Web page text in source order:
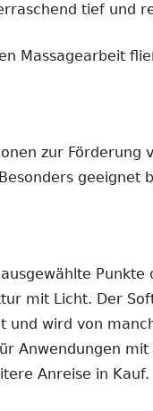
tief und
Massagearbeit
zur Förderung
geeignet
mit Licht. Der
und wird von
Anwendungen
Anreise in Kauf.